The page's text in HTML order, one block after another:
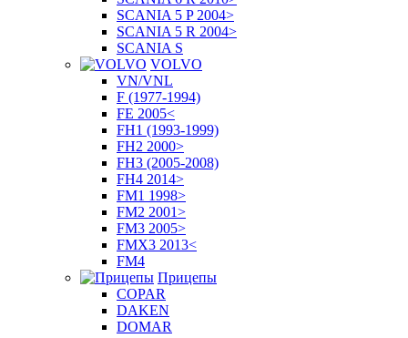
SCANIA 5 P 2004>
SCANIA 5 R 2004>
SCANIA S
VOLVO
VN/VNL
F (1977-1994)
FE 2005<
FH1 (1993-1999)
FH2 2000>
FH3 (2005-2008)
FH4 2014>
FM1 1998>
FM2 2001>
FM3 2005>
FMX3 2013<
FM4
Прицепы
COPAR
DAKEN
DOMAR